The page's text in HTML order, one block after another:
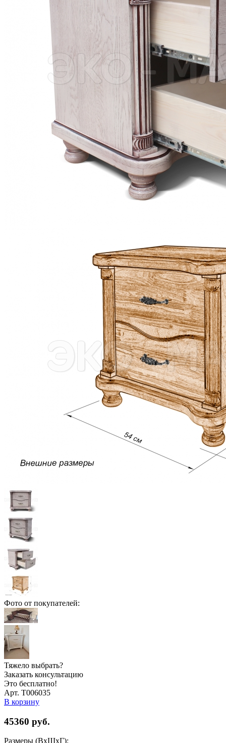
Фото от покупателей:
Тяжело выбрать?
Заказать консультацию
Это бесплатно!
Арт. Т006035
В корзину
45360 руб.
Размеры (ВхШхГ):